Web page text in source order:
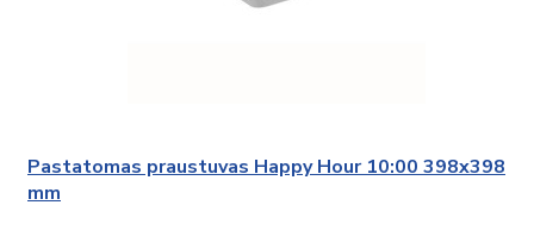
Pastatomas praustuvas Happy Hour 10:00 398x398
mm